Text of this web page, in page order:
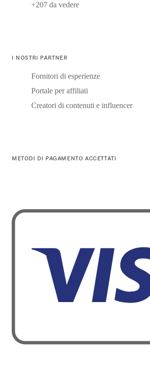
+207 da vedere
I NOSTRI PARTNER
Fornitori di esperienze
Portale per affiliati
Creatori di contenuti e influencer
METODI DI PAGAMENTO ACCETTATI